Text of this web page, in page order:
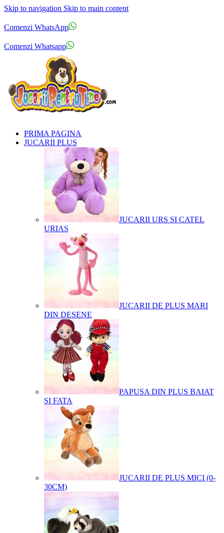
Skip to navigation Skip to main content
Comenzi WhatsApp
Comenzi Whatsapp
PRIMA PAGINA
JUCARII PLUS
JUCARII URS SI CATEL
URIAS
JUCARII DE PLUS MARI
DIN DESENE
PAPUSA DIN PLUS BAIAT
SI FATA
JUCARII DE PLUS MICI (0-
30CM)